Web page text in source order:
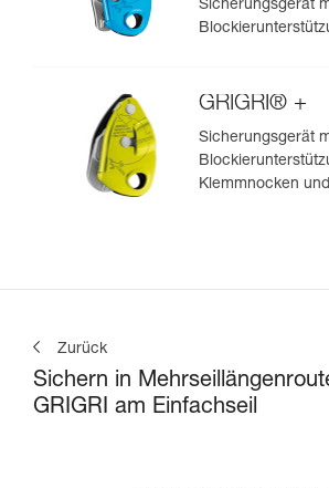
Sicherungsgerät
GRIGRI® +
Sicherungsgerät
Klemmnocken
Zurück
Sichern in
GRIGRI am Einfachseil